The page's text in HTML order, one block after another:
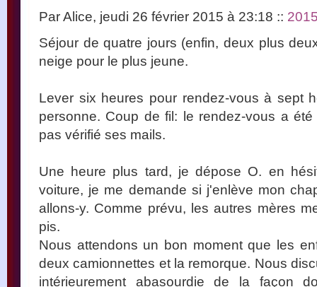
Par Alice, jeudi 26 février 2015 à 23:18 ::
Séjour de quatre jours (enfin, deux plus
neige pour le plus jeune.
Lever six heures pour rendez-vous à sept
personne. Coup de fil: le rendez-vous a
pas vérifié ses mails.
Une heure plus tard, je dépose O. en
voiture, je me demande si j'enlève mon
allons-y. Comme prévu, les autres mères
pis.
Nous attendons un bon moment que les
deux camionnettes et la remorque. Nous
intérieurement abasourdie de la façon